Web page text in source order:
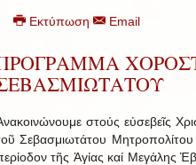
Εκτύπωση Email
στούς εὐσεβεῖς
Σεβασμιωτάτου
τῆς Ἁγίας καί Μεγάλης